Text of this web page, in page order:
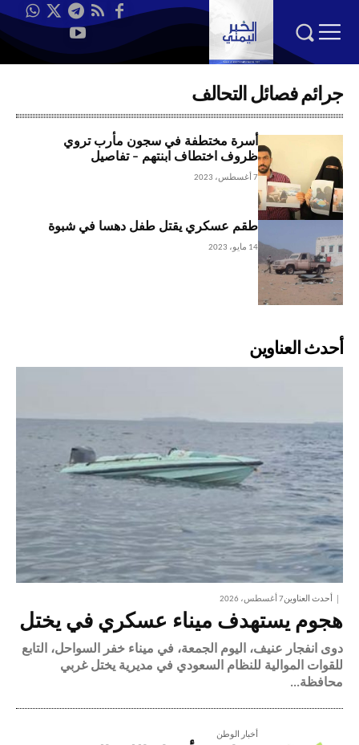
جرائم فصائل التحالف
أسرة مختطفة في سجون مأرب تروي
ظروف اختطاف ابنتهم – تفاصيل
7 أغسطس، 2023
طقم عسكري يقتل طفل دهسا في شبوة
14 مايو، 2023
أحدث العناوين
أحدث العناوين7 أغسطس، 2026
هجوم يستهدف ميناء عسكري في يختل
دوى انفجار عنيف، اليوم الجمعة، في ميناء خفر السواحل، التابع
للقوات الموالية للنظام السعودي في مديرية يختل غربي
محافظة...
أخبار الوطن